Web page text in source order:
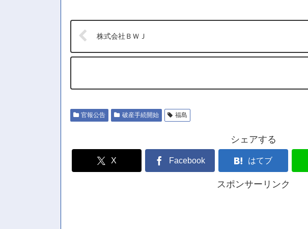
株式会社ＢＷＪ
官報公告 破産手続開始 福島
シェアする
X Facebook はてブ
スポンサーリンク